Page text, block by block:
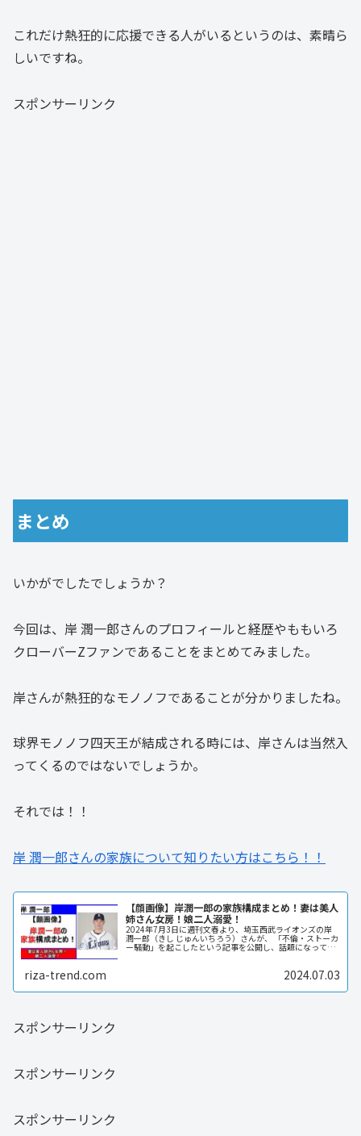
これだけ熱狂的に応援できる人がいるというのは、素晴ら
しいですね。
スポンサーリンク
まとめ
いかがでしたでしょうか？
今回は、岸 潤一郎さんのプロフィールと経歴やももいろ
クローバーZファンであることをまとめてみました。
岸さんが熱狂的なモノノフであることが分かりましたね。
球界モノノフ四天王が結成される時には、岸さんは当然入
ってくるのではないでしょうか。
それでは！！
岸 潤一郎さんの家族について知りたい方はこちら！！
【顔画像】岸潤一郎の家族構成まとめ！妻は美人
姉さん女房！娘二人溺愛！
2024年7月3日に週刊文春より、埼玉西武ライオンズの岸
潤一郎（きし じゅんいちろう）さんが、 「不倫・ストーカ
ー騒動」を起こしたという記事を公開し、話題になってい
riza-trend.com 2024.07.03
スポンサーリンク
スポンサーリンク
スポンサーリンク